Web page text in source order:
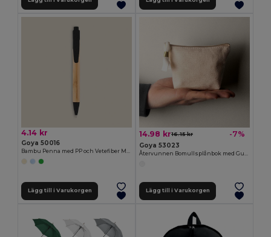
4.14 kr
Goya 50016
Lägg till i Varukorgen
14.98 kr16.15 kr -7%
Goya 53023
Lägg till i Varukorgen